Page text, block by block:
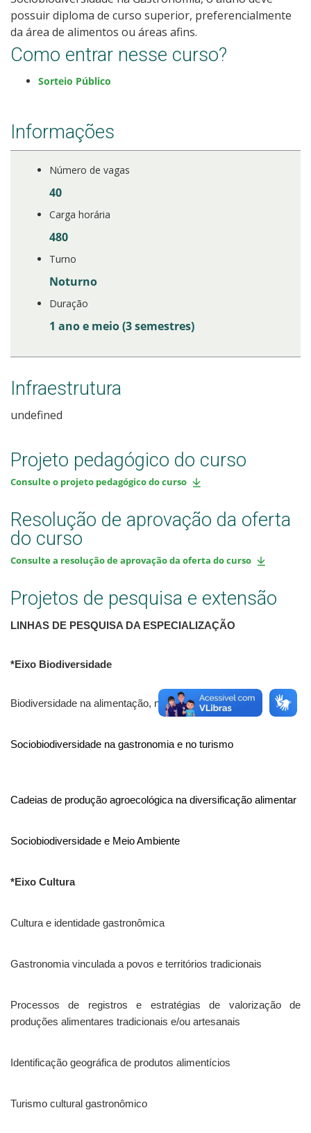
Inscrições e acompanhamento
Orientações para Matrícula
Transferências e Retornos
Provas e Gabaritos
possuir diploma de curso superior, preferencialmente
da área de alimentos ou áreas afins.
Como entrar nesse curso?
Sorteio Público
Informações
Número de vagas
40
Carga horária
480
Turno
Noturno
Duração
1 ano e meio (3 semestres)
Infraestrutura
undefined
Projeto pedagógico do curso
Consulte o projeto pedagógico do curso
Resolução de aprovação da oferta
do curso
Consulte a resolução de aprovação da oferta do curso
Projetos de pesquisa e extensão
LINHAS DE PESQUISA DA ESPECIALIZAÇÃO
*Eixo Biodiversidade
Biodiversidade na alimentação, nutrição e gastronomia
Sociobiodiversidade na gastronomia e no turismo
Cadeias de produção agroecológica na diversificação alimentar
Sociobiodiversidade e Meio Ambiente
*Eixo Cultura
Cultura e identidade gastronômica
Gastronomia vinculada a povos e territórios tradicionais
Processos de registros e estratégias de valorização de
produções alimentares tradicionais e/ou artesanais
Identificação geográfica de produtos alimentícios
Turismo cultural gastronômico